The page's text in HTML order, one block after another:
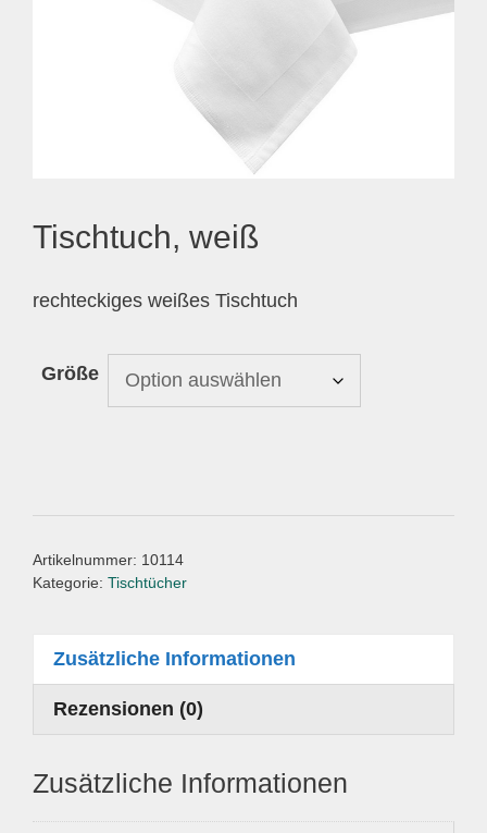
Tischtuch, weiß
rechteckiges weißes Tischtuch
Größe
Artikelnummer: 10114
Kategorie: Tischtücher
Zusätzliche Informationen
Rezensionen (0)
Zusätzliche Informationen